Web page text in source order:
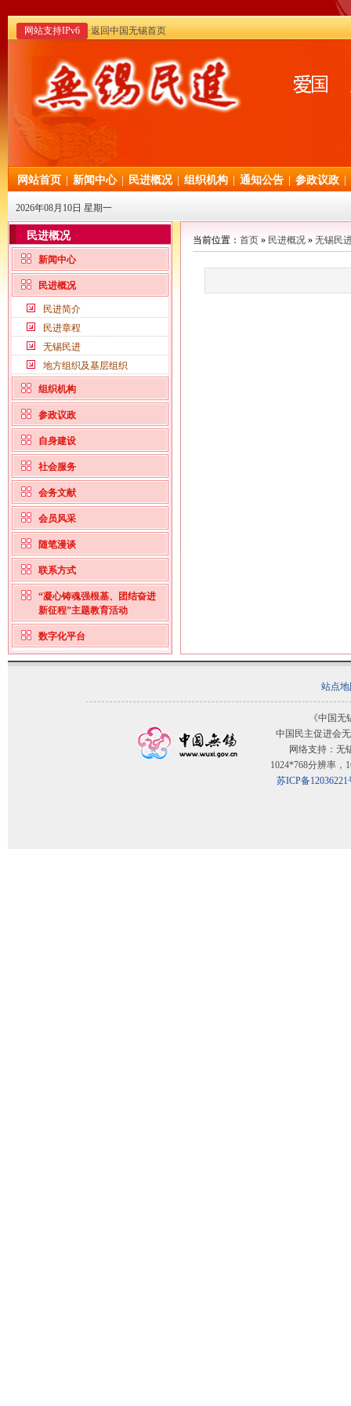
网站支持IPv6 ·返回中国无锡首页
网站首页 新闻中心 民进概况 组织机构 通知公告 参政议政
2026年08月10日 星期一
民进概况
新闻中心
民进概况
民进简介
民进章程
无锡民进
地方组织及基层组织
组织机构
参政议政
自身建设
社会服务
会务文献
会员风采
随笔漫谈
联系方式
“凝心铸魂强根基、团结奋进
新征程”主题教育活动
数字化平台
当前位置： 首页 » 民进概况 » 无锡民
站点
《中国
中国民主促进会
网络支持：无
1024*768分辨率，
苏ICP备12036221